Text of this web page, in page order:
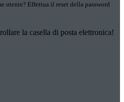
utente? Effettua il reset della password
la casella di posta elettronica!